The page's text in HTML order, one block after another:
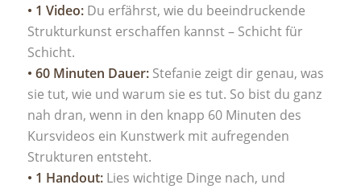
• 1 Video:Du erfährst, wie du beeindruckende
Strukturkunst erschaffen kannst – Schicht für
Schicht.
• 60 Minuten Dauer:Stefanie zeigt dir genau, was
sie tut, wie und warum sie es tut. So bist du ganz
nah dran, wenn in den knapp 60 Minuten des
Kursvideos ein Kunstwerk mit aufregenden
Strukturen entsteht.
• 1 Handout:Lies wichtige Dinge nach, und